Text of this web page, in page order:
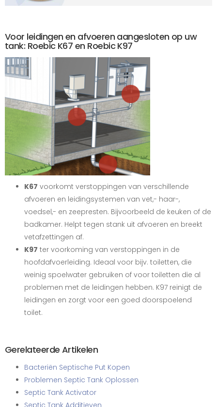
Voor leidingen en afvoeren aangesloten op uw
tank: Roebic K67 en Roebic K97
K67 voorkomt verstoppingen van verschillende
afvoeren en leidingsystemen van vet,- haar-,
voedsel,- en zeepresten. Bijvoorbeeld de keuken of de
badkamer. Helpt tegen stank uit afvoeren en breekt
vetafzettingen af.
K97 ter voorkoming van verstoppingen in de
hoofdafvoerleiding. Ideaal voor bijv. toiletten, die
weinig spoelwater gebruiken of voor toiletten die al
problemen met de leidingen hebben. K97 reinigt de
leidingen en zorgt voor een goed doorspoelend
toilet.
Gerelateerde Artikelen
Bacteriën Septische Put Kopen
Problemen Septic Tank Oplossen
Septic Tank Activator
Septic Tank Additieven